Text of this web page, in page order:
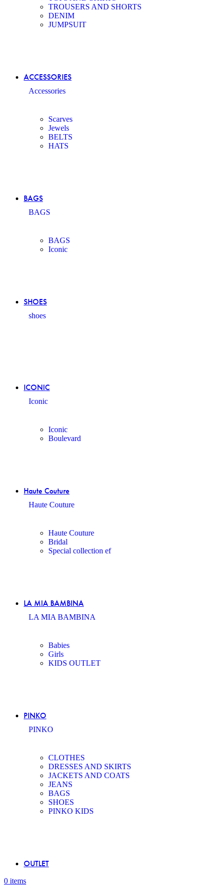
TROUSERS AND SHORTS
DENIM
JUMPSUIT
ACCESSORIES
Accessories
Scarves
Jewels
BELTS
HATS
BAGS
BAGS
BAGS
Iconic
SHOES
shoes
ICONIC
Iconic
Iconic
Boulevard
Haute Couture
Haute Couture
Haute Couture
Bridal
Special collection ef
LA MIA BAMBINA
LA MIA BAMBINA
Babies
Girls
KIDS OUTLET
PINKO
PINKO
CLOTHES
DRESSES AND SKIRTS
JACKETS AND COATS
JEANS
BAGS
SHOES
PINKO KIDS
OUTLET
0 items